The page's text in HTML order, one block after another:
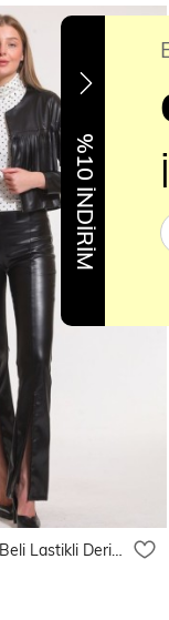
Paçalar Önden Yırtmaçlı Beli Lastikli Deri Tayt | Tyt33544
%10 İNDİRİM